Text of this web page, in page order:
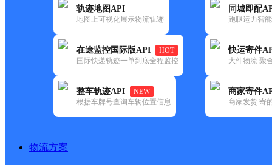
轨迹地图API
地图上可视化展示物流轨迹
在途监控国际版API
HOT
国际快递轨迹一单到底全程监控
整车轨迹API
NEW
根据车牌号查询车辆位置信息
同城即配
跑腿运力智
快运寄件
大件物流 聚
商家寄件
商家发货 寄
物流方案
德邦
泉州洛江区塘西工业区经营分部
更新时间：2022-07-12 00:00:00
所属快递：德邦快递
所属区域：福建省-泉州市-洛江区